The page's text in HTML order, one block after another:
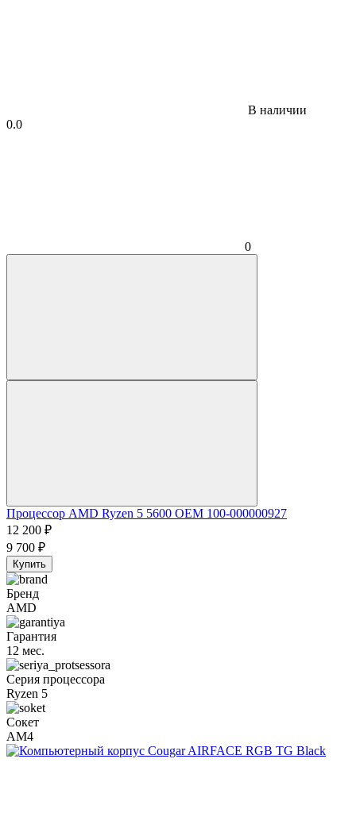
В наличии
0.0
0
Процессор AMD Ryzen 5 5600 OEM 100-000000927
12 200 ₽
9 700 ₽
Купить
Бренд
AMD
Гарантия
12 мес.
Серия процессора
Ryzen 5
Сокет
AM4